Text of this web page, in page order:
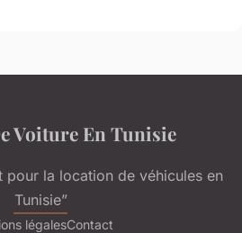
Voiture En Tunisie
pour la location de véhicules en
Tunisie”
légalesContact